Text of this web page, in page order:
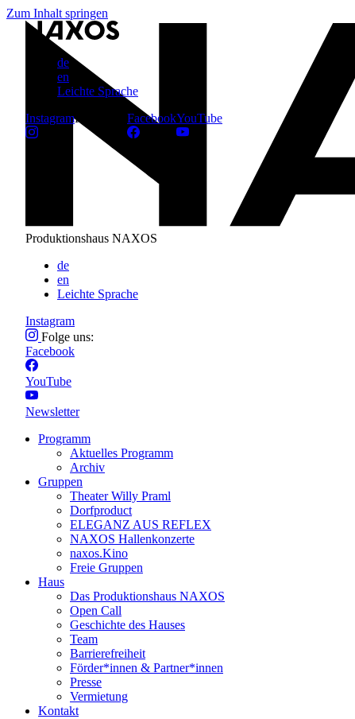
Zum Inhalt springen
de
en
Leichte Sprache
InstagramFolge uns: FacebookYouTube
Produktionshaus NAXOS
de
en
Leichte Sprache
Instagram
Folge uns:
Facebook
YouTube
Newsletter
Programm
Aktuelles Programm
Archiv
Gruppen
Theater Willy Praml
Dorfproduct
ELEGANZ AUS REFLEX
NAXOS Hallenkonzerte
naxos.Kino
Freie Gruppen
Haus
Das Produktionshaus NAXOS
Open Call
Geschichte des Hauses
Team
Barrierefreiheit
Förder*innen & Partner*innen
Presse
Vermietung
Kontakt